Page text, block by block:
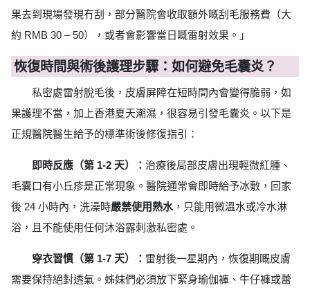
果去到現場發現冇刮，部分醫院會收取額外嘅刮毛服務費（大
約 RMB 30 – 50），或者會影響當日嘅雷射效果。」
恢復時間與術後護理步驟：如何避免毛囊炎？
私密處雷射脫毛後，皮膚屏障在短時間內會變得脆弱，如
果護理不當，加上香港夏天潮濕，很容易引發毛囊炎。以下是
正規醫院醫生給予的標準術後修復指引：
即時反應（第 1-2 天）： 治療後局部皮膚出現輕微紅腫、
毛囊口有小丘疹是正常現象。醫院通常會即時給予冰敷，回家
後 24 小時內，洗澡時嚴禁使用熱水，只能用微溫水或冷水淋
浴，且不能使用任何沐浴露刺激私密處。
穿衣習慣（第 1-7 天）： 雷射後一星期內，恢復期嘅皮膚
需要保持絕對透氣。姊妹們必須放下緊身瑜伽褲、牛仔褲或蕾